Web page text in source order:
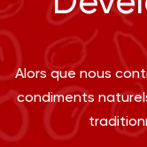
Alors que nous
condiments